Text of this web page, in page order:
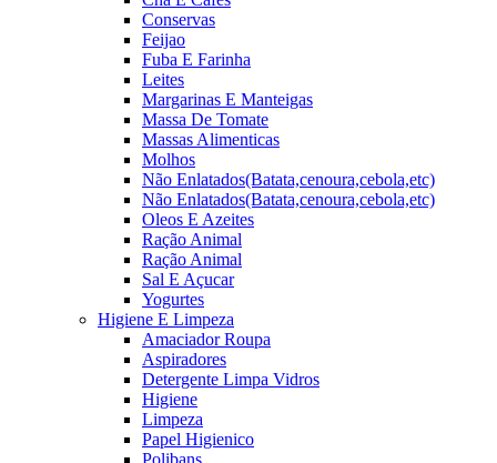
Conservas
Feijao
Fuba E Farinha
Leites
Margarinas E Manteigas
Massa De Tomate
Massas Alimenticas
Molhos
Não Enlatados(Batata,cenoura,cebola,etc)
Não Enlatados(Batata,cenoura,cebola,etc)
Oleos E Azeites
Ração Animal
Ração Animal
Sal E Açucar
Yogurtes
Higiene E Limpeza
Amaciador Roupa
Aspiradores
Detergente Limpa Vidros
Higiene
Limpeza
Papel Higienico
Polibans